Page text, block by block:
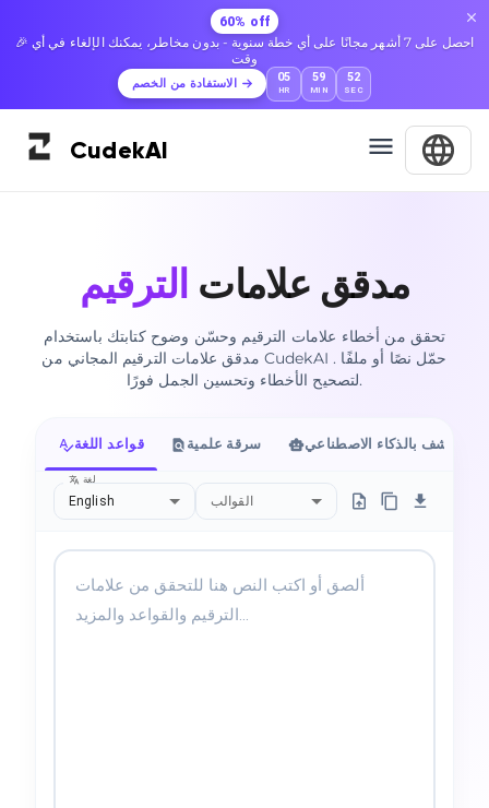
60% off
🎉 احصل على 7 أشهر مجانًا على أي خطة سنوية - بدون مخاطر، يمكنك الإلغاء في أي
وقت
الاستفادة من الخصم 05
HR
59
MIN
51
SEC
CudekAI
مدقق علامات الترقيم
تحقق من أخطاء علامات الترقيم وحسّن وضوح كتابتك باستخدام
مدقق علامات الترقيم المجاني من CudekAI . حمّل نصًا أو ملفًا
لتصحيح الأخطاء وتحسين الجمل فورًا.
قواعد اللغة سرقة علمية الكشف بالذكاء الاصطناعي
لغة
English القوالب